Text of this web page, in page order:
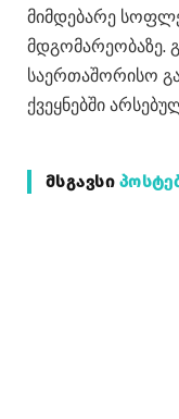
მიმდებარე
მდგომარეობაზე.
საერთაშორისო
ქვეყნებში
ᲛᲡᲒᲐᲕᲡᲘ